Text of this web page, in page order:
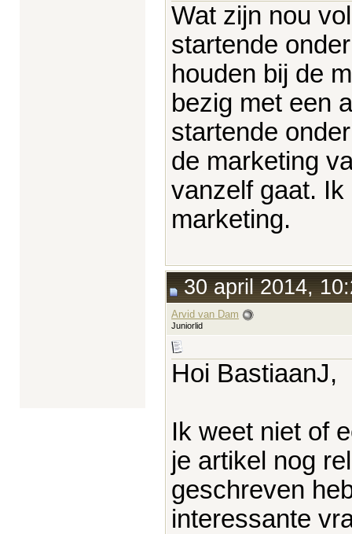
Wat zijn nou
startende
houden bij de
bezig met een
startende
de marketing
vanzelf gaat. Ik
marketing.
30 april 2014,
Arvid van Dam
Juniorlid
Hoi BastiaanJ,
Ik weet niet of
je artikel nog
geschreven
interessante